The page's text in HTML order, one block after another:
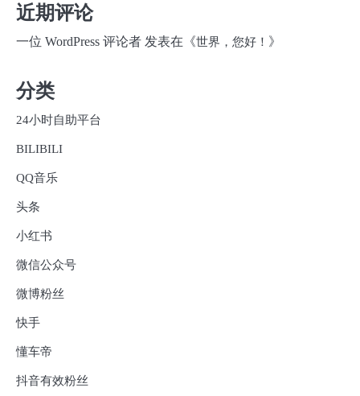
近期评论
一位 WordPress 评论者 发表在《世界，您好！ 》
分类
24小时自助平台
BILIBILI
QQ音乐
头条
小红书
微信公众号
微博粉丝
快手
懂车帝
抖音有效粉丝